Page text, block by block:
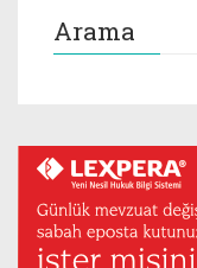
Arama